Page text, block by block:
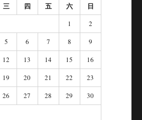
三 四 五 六 日
1
2
5 6 7 8
9
12 13 14 15
16
19 20 21 22
23
26 27 28 29
30